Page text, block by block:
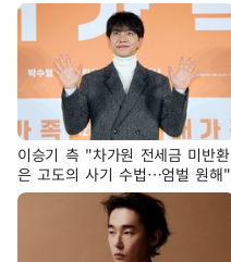
이승기 측 "차가원 전세금 미반환
은 고도의 사기 수법…엄벌 원해"